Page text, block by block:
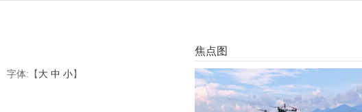
字体:【 大 中 小】
焦点图